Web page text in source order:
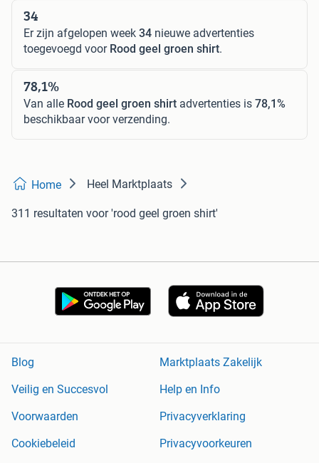
34
Er zijn afgelopen week 34 nieuwe advertenties
toegevoegd voor Rood geel groen shirt.
78,1%
Van alle Rood geel groen shirt advertenties is 78,1%
beschikbaar voor verzending.
Home Heel Marktplaats
311 resultaten voor 'rood geel groen shirt'
Blog
Marktplaats Zakelijk
Veilig en Succesvol
Help en Info
Voorwaarden
Privacyverklaring
Cookiebeleid
Privacyvoorkeuren